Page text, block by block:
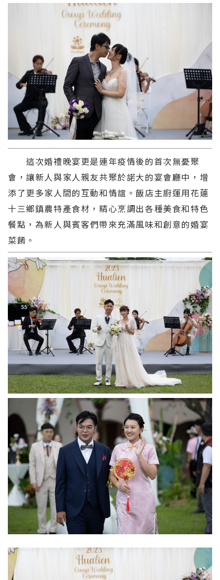
這次婚禮晚宴更是連年疫情後的首次無憂聚
會，讓新人與家人親友共聚於諾大的宴會廳中，增
添了更多家人間的互動和情誼。飯店主廚運用花蓮
十三鄉鎮農特產食材，精心烹調出各種美食和特色
餐點，為新人與賓客們帶來充滿風味和創意的婚宴
菜餚。